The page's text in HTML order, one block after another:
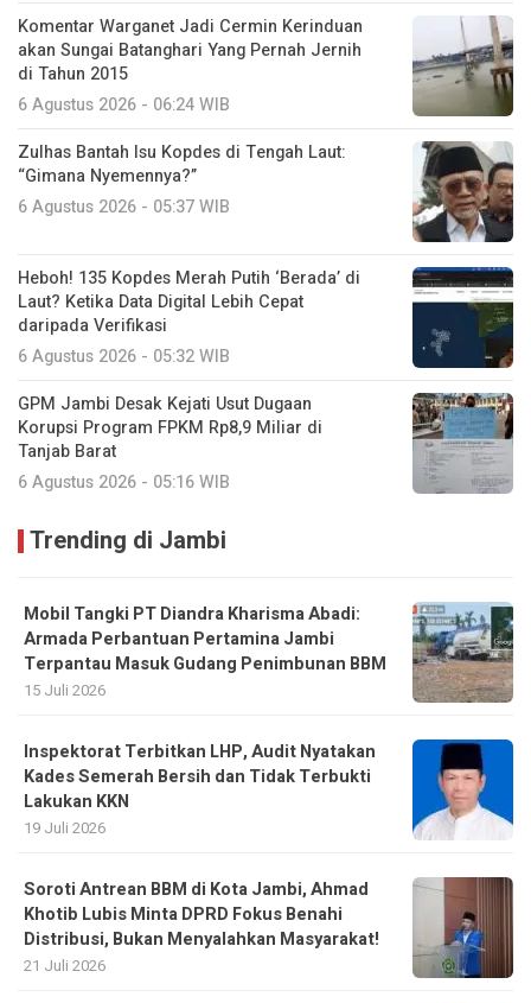
Komentar Warganet Jadi Cermin Kerinduan
akan Sungai Batanghari Yang Pernah Jernih
di Tahun 2015
6 Agustus 2026 - 06:24 WIB
Zulhas Bantah Isu Kopdes di Tengah Laut:
“Gimana Nyemennya?”
6 Agustus 2026 - 05:37 WIB
Heboh! 135 Kopdes Merah Putih ‘Berada’ di
Laut? Ketika Data Digital Lebih Cepat
daripada Verifikasi
6 Agustus 2026 - 05:32 WIB
GPM Jambi Desak Kejati Usut Dugaan
Korupsi Program FPKM Rp8,9 Miliar di
Tanjab Barat
6 Agustus 2026 - 05:16 WIB
Trending di Jambi
Mobil Tangki PT Diandra Kharisma Abadi:
Armada Perbantuan Pertamina Jambi
Terpantau Masuk Gudang Penimbunan BBM
15 Juli 2026
Inspektorat Terbitkan LHP, Audit Nyatakan
Kades Semerah Bersih dan Tidak Terbukti
Lakukan KKN
19 Juli 2026
Soroti Antrean BBM di Kota Jambi, Ahmad
Khotib Lubis Minta DPRD Fokus Benahi
Distribusi, Bukan Menyalahkan Masyarakat!
21 Juli 2026